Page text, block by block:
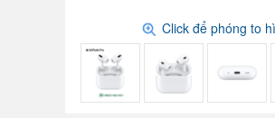
Click để phóng to